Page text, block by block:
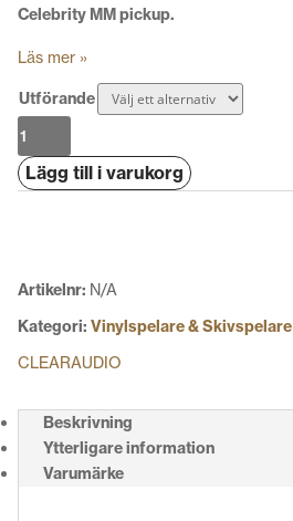
Celebrity MM pickup.
Läs mer »
Utförande
Clearaudio
CELEBRITY
AlLägg till i varukorg
Artikelnr: N/A
Kategori: Vinylspelare & Skivspelare
CLEARAUDIO
Beskrivning
Ytterligare information
Varumärke